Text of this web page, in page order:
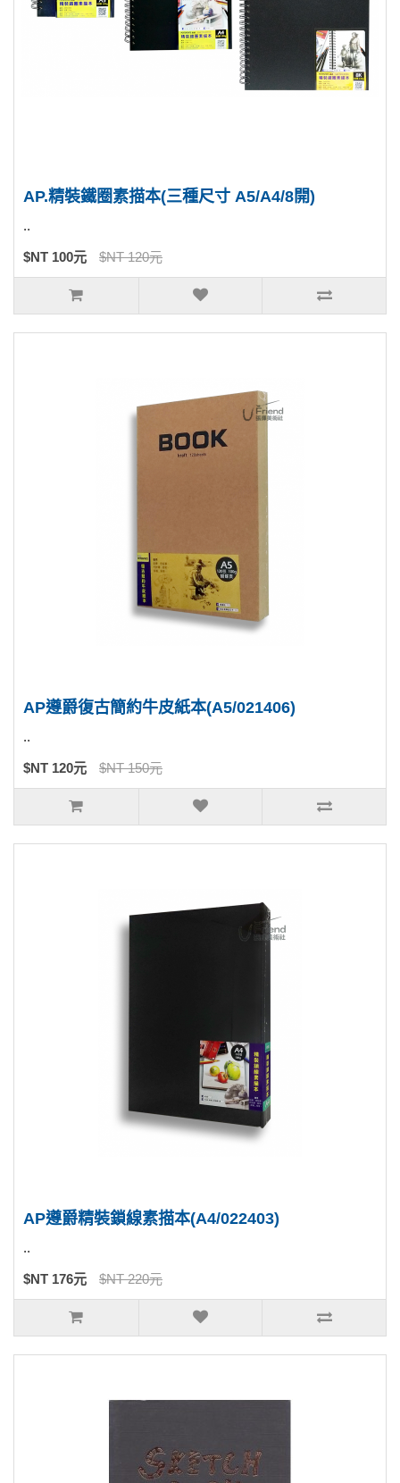
AP.精裝鐵圈素描本(三種尺寸 A5/A4/8開)
..
$NT 100元 $NT 120元
AP遵爵復古簡約牛皮紙本(A5/021406)
..
$NT 120元 $NT 150元
AP遵爵精裝鎖線素描本(A4/022403)
..
$NT 176元 $NT 220元